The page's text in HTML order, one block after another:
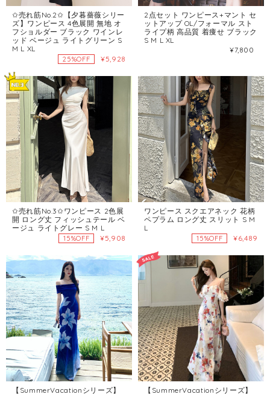
✩売れ筋No.2✩【夕暮薔薇シリー
ズ】ワンピース 4色展開 無地 オ
フショルダー ブラック ワインレ
ッド ベージュ ライトグリーン S
M L XL
25%OFF ¥5,928
2点セット ワンピース+マント セ
ットアップ OL/フォーマル スト
ライプ柄 高品質 着痩せ ブラック
S M L XL
¥7,800
✩売れ筋No.3✩ワンピース 2色展
開 ロング丈 フィッシュテール ベ
ージュ ライトグレー S M L
15%OFF ¥5,908
ワンピース スクエアネック 花柄
ペプラム ロング丈 スリット S M
L
15%OFF ¥6,489
【SummerVacationシリーズ】 【SummerVacationシリーズ】